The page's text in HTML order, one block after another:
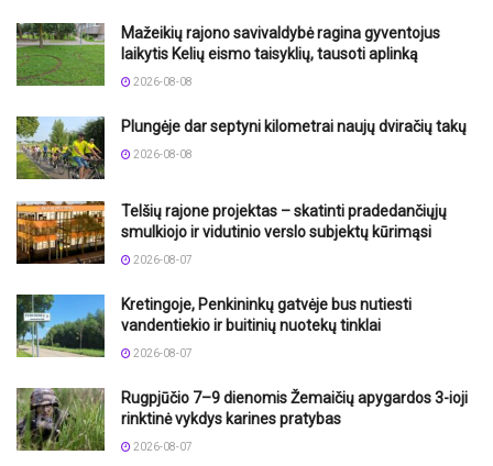
Mažeikių rajono savivaldybė ragina gyventojus
laikytis Kelių eismo taisyklių, tausoti aplinką
2026-08-08
Plungėje dar septyni kilometrai naujų dviračių takų
2026-08-08
Telšių rajone projektas – skatinti pradedančiųjų
smulkiojo ir vidutinio verslo subjektų kūrimąsi
2026-08-07
Kretingoje, Penkininkų gatvėje bus nutiesti
vandentiekio ir buitinių nuotekų tinklai
2026-08-07
Rugpjūčio 7–9 dienomis Žemaičių apygardos 3-ioji
rinktinė vykdys karines pratybas
2026-08-07